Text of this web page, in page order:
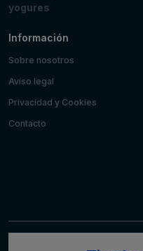
yogures
Información
Sobre nosotros
Aviso legal
Privacidad y Cookies
Contacto